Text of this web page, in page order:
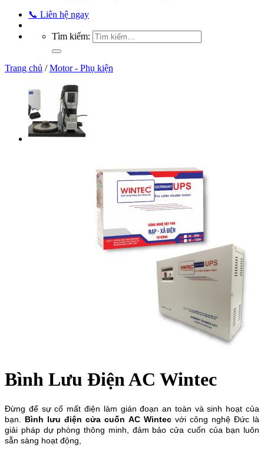
📞 Liên hệ ngay
Tìm kiếm:
Trang chủ / Motor - Phụ kiện
Bình Lưu Điện AC Wintec
Đừng để sự cố mất điện làm gián đoạn an toàn và sinh hoạt của
bạn. Bình lưu điện cửa cuốn AC Wintecvới công nghệ Đức là
giải pháp dự phòng thông minh, đảm bảo cửa cuốn của bạn luôn
sẵn sàng hoạt động,